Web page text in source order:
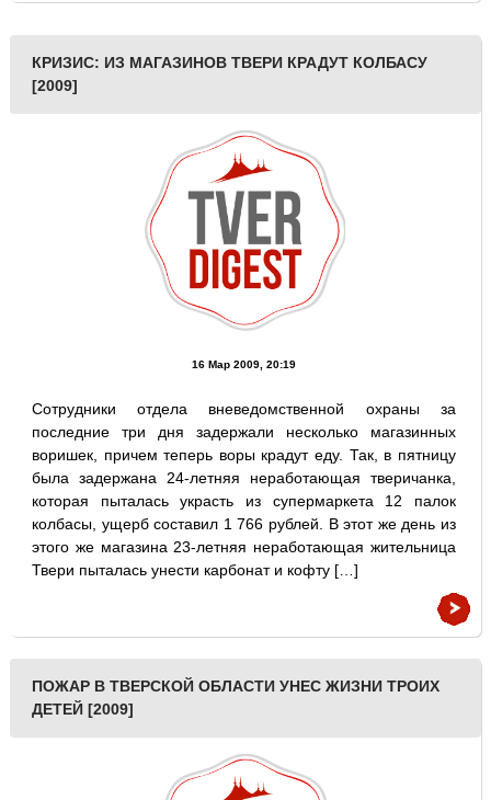
КРИЗИС: ИЗ МАГАЗИНОВ ТВЕРИ КРАДУТ КОЛБАСУ
[2009]
16 Мар 2009, 20:19
Сотрудники отдела вневедомственной охраны за
последние три дня задержали несколько магазинных
воришек, причем теперь воры крадут еду. Так, в пятницу
была задержана 24-летняя неработающая тверичанка,
которая пыталась украсть из супермаркета 12 палок
колбасы, ущерб составил 1 766 рублей. В этот же день из
этого же магазина 23-летняя неработающая жительница
Твери пыталась унести карбонат и кофту […]
ПОЖАР В ТВЕРСКОЙ ОБЛАСТИ УНЕС ЖИЗНИ ТРОИХ
ДЕТЕЙ [2009]